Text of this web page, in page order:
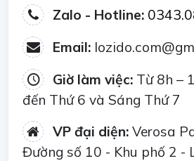
Zalo - Hotline:
Email:
Giờ làm việc: Từ 8h –
đến Thứ 6 và Sáng Thứ 7
VP đại diện: Verosa
Đường số 10 - Khu phố 2 -